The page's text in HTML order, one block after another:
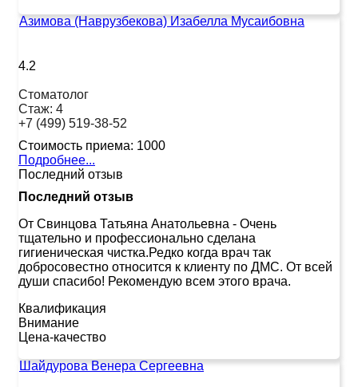
Азимова (Наврузбекова) Изабелла Мусаибовна
4.2
Стоматолог
Стаж: 4
+7 (499) 519-38-52
Стоимость приема: 1000
Подробнее...
Последний отзыв
Последний отзыв
От Свинцова Татьяна Анатольевна - Очень
тщательно и профессионально сделана
гигиеническая чистка.Редко когда врач так
добросовестно относится к клиенту по ДМС. От всей
души спасибо! Рекомендую всем этого врача.
Квалификация
Внимание
Цена-качество
Шайдурова Венера Сергеевна